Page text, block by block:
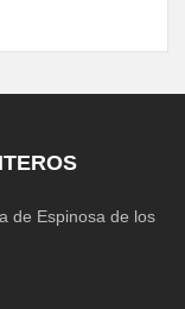
de Espinosa de los